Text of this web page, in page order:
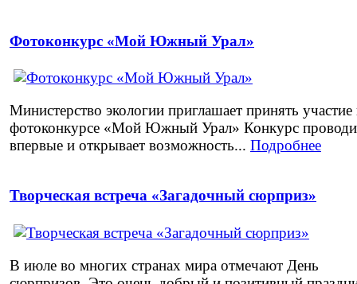
Фотоконкурс «Мой Южный Урал»
Министерство экологии приглашает принять участие
фотоконкурсе «Мой Южный Урал» Конкурс
впервые и открывает возможность... Подробнее
Творческая встреча «Загадочный сюрприз»
В июле во многих странах мира отмечают День